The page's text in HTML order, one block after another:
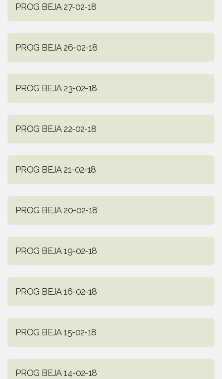
PROG BEJA 27-02-18
PROG BEJA 26-02-18
PROG BEJA 23-02-18
PROG BEJA 22-02-18
PROG BEJA 21-02-18
PROG BEJA 20-02-18
PROG BEJA 19-02-18
PROG BEJA 16-02-18
PROG BEJA 15-02-18
PROG BEJA 14-02-18